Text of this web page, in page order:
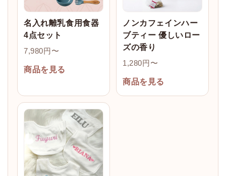
名入れ離乳食用食器
4点セット
7,980円〜
商品を見る
ノンカフェインハー
ブティー 優しいロー
ズの香り
1,280円〜
商品を見る